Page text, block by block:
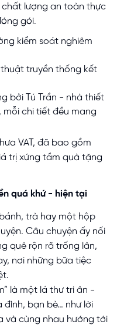
lượng an toàn thực
gói.
kiểm soát nghiêm
thuật truyền thống kết
bởi Tú Trần - nhà thiết
mỗi chi tiết đều mang
VAT, đã bao gồm
trị xứng tầm quà tặng
quá khứ - hiện tại
trà hay một hộp
Câu chuyện ấy nối
quê rộn rã trống lân,
nơi những bữa tiệc
là một lá thư tri ân -
bạn bè… như lời
và cùng nhau hướng tới